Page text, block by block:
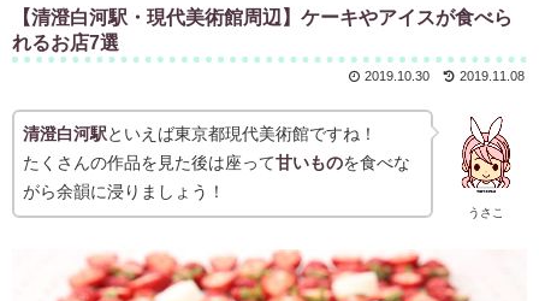
【清澄白河駅・現代美術館周辺】ケーキやアイスが食べら
れるお店7選
2019.11.08
2019.10.30
うさこ
清澄白河駅といえば東京都現代美術館ですね！
たくさんの作品を見た後は座って甘いものを食べな
がら余韻に浸りましょう！